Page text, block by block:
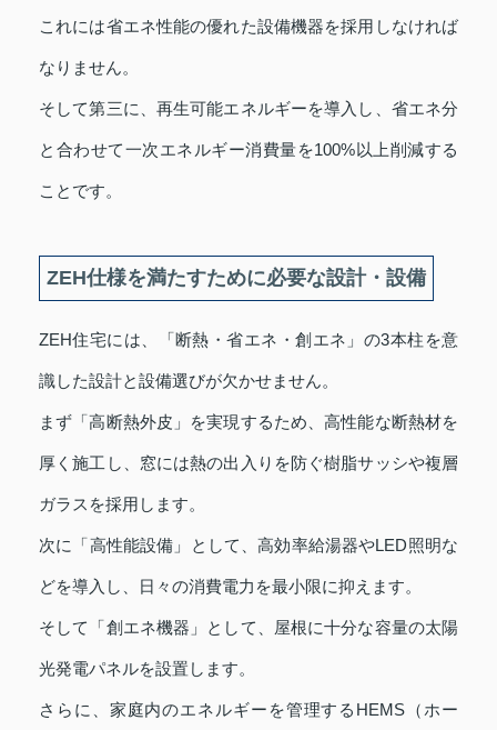
これには省エネ性能の優れた設備機器を採用しなければ
なりません。
そして第三に、再生可能エネルギーを導入し、省エネ分
と合わせて一次エネルギー消費量を100%以上削減する
ことです。
ZEH仕様を満たすために必要な設計・設備
ZEH住宅には、「断熱・省エネ・創エネ」の3本柱を意
識した設計と設備選びが欠かせません。
まず「高断熱外皮」を実現するため、高性能な断熱材を
厚く施工し、窓には熱の出入りを防ぐ樹脂サッシや複層
ガラスを採用します。
次に「高性能設備」として、高効率給湯器やLED照明な
どを導入し、日々の消費電力を最小限に抑えます。
そして「創エネ機器」として、屋根に十分な容量の太陽
光発電パネルを設置します。
さらに、家庭内のエネルギーを管理するHEMS（ホー